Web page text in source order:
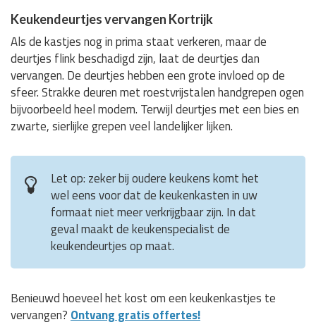
Keukendeurtjes vervangen Kortrijk
Als de kastjes nog in prima staat verkeren, maar de
deurtjes flink beschadigd zijn, laat de deurtjes dan
vervangen. De deurtjes hebben een grote invloed op de
sfeer. Strakke deuren met roestvrijstalen handgrepen ogen
bijvoorbeeld heel modern. Terwijl deurtjes met een bies en
zwarte, sierlijke grepen veel landelijker lijken.
Let op: zeker bij oudere keukens komt het
wel eens voor dat de keukenkasten in uw
formaat niet meer verkrijgbaar zijn. In dat
geval maakt de keukenspecialist de
keukendeurtjes op maat.
Benieuwd hoeveel het kost om een keukenkastjes te
vervangen? Ontvang gratis offertes!